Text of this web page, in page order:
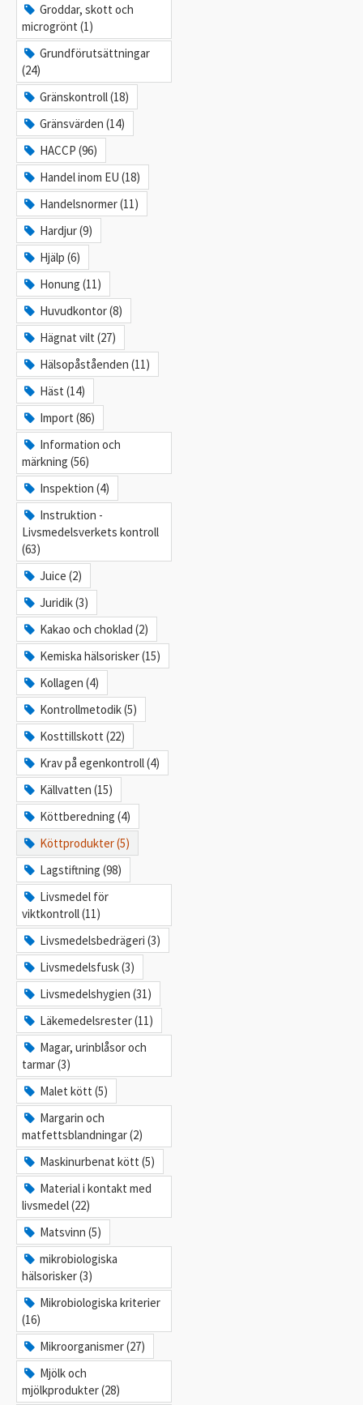
Groddar, skott och
microgrönt (1)
Grundförutsättningar
(24)
Gränskontroll (18)
Gränsvärden (14)
HACCP (96)
Handel inom EU (18)
Handelsnormer (11)
Hardjur (9)
Hjälp (6)
Honung (11)
Huvudkontor (8)
Hägnat vilt (27)
Hälsopåståenden (11)
Häst (14)
Import (86)
Information och
märkning (56)
Inspektion (4)
Instruktion -
Livsmedelsverkets kontroll
(63)
Juice (2)
Juridik (3)
Kakao och choklad (2)
Kemiska hälsorisker (15)
Kollagen (4)
Kontrollmetodik (5)
Kosttillskott (22)
Krav på egenkontroll (4)
Källvatten (15)
Köttberedning (4)
Köttprodukter (5)
Lagstiftning (98)
Livsmedel för
viktkontroll (11)
Livsmedelsbedrägeri (3)
Livsmedelsfusk (3)
Livsmedelshygien (31)
Läkemedelsrester (11)
Magar, urinblåsor och
tarmar (3)
Malet kött (5)
Margarin och
matfettsblandningar (2)
Maskinurbenat kött (5)
Material i kontakt med
livsmedel (22)
Matsvinn (5)
mikrobiologiska
hälsorisker (3)
Mikrobiologiska kriterier
(16)
Mikroorganismer (27)
Mjölk och
mjölkprodukter (28)